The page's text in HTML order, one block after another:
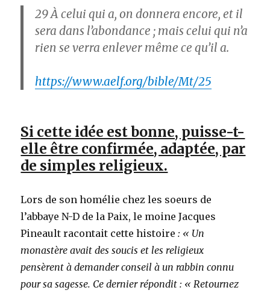
29À celui qui a, on donnera encore, et il
sera dans l’abondance ; mais celui qui n’a
rien se verra enlever même ce qu’il a.
https://www.aelf.org/bible/Mt/25
Si cette idée est bonne, puisse-t-
elle être confirmée, adaptée, par
de simples religieux.
Lors de son homélie chez les soeurs de
l’abbaye N-D de la Paix, le moine Jacques
Pineault racontait cette histoire: « Un
monastère avait des soucis et les religieux
pensèrent à demander conseil à un rabbin connu
pour sa sagesse. Ce dernier répondit : « Retournez